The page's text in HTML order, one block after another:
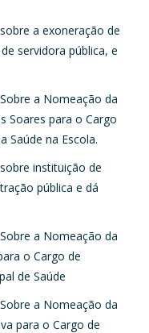
a exoneração de
servidora pública, e
a Nomeação da
Soares para o Cargo
Saúde na Escola.
instituição de
pública e dá
a Nomeação da
o Cargo de
de Saúde
a Nomeação da
para o Cargo de